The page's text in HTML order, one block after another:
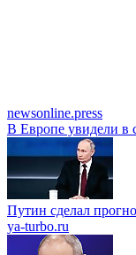
newsonline.press
В Европе увидели в
Путин сделал
ya-turbo.ru